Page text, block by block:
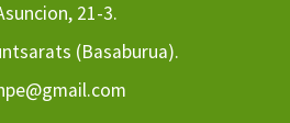
21-3.
(Basaburua).